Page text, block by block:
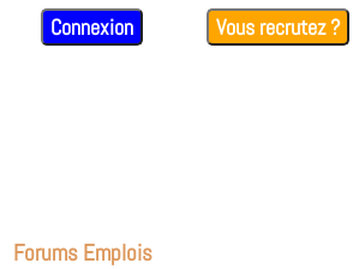
Connexion Vous recrutez ?
Forums Emplois